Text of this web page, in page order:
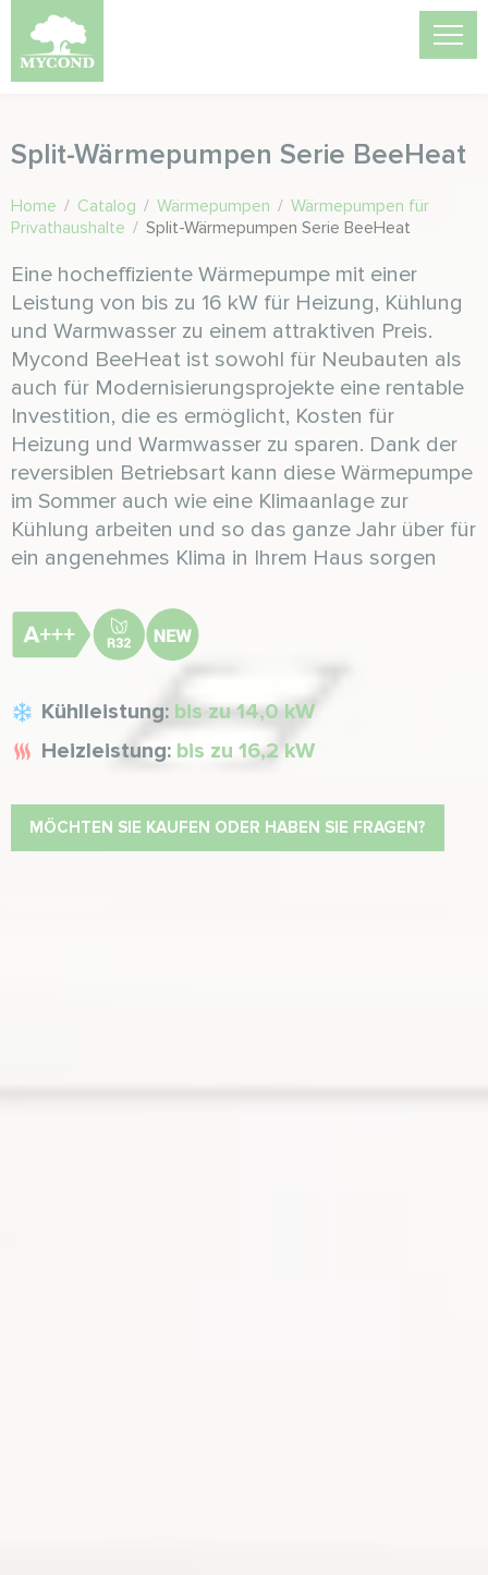
Split-Wärmepumpen Serie BeeHeat
Home / Catalog / Wärmepumpen / Wärmepumpen für
Privathaushalte / Split-Wärmepumpen Serie BeeHeat
Eine hocheffiziente Wärmepumpe mit einer
Leistung von bis zu 16 kW für Heizung, Kühlung
und Warmwasser zu einem attraktiven Preis.
Mycond BeeHeat ist sowohl für Neubauten als
auch für Modernisierungsprojekte eine rentable
Investition, die es ermöglicht, Kosten für
Heizung und Warmwasser zu sparen. Dank der
reversiblen Betriebsart kann diese Wärmepumpe
im Sommer auch wie eine Klimaanlage zur
Kühlung arbeiten und so das ganze Jahr über für
ein angenehmes Klima in Ihrem Haus sorgen
Kühlleistung: bis zu 14,0 kW
Heizleistung: bis zu 16,2 kW
MÖCHTEN SIE KAUFEN ODER HABEN SIE FRAGEN?